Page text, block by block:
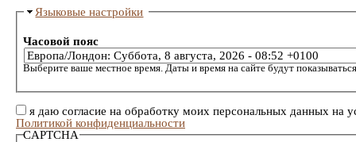
Языковые настройки
Часовой пояс
Выберите ваше местное время. Даты и время на сайте будут
я даю согласие на обработку моих персональных данных на
Политикой конфиденциальности
CAPTCHA